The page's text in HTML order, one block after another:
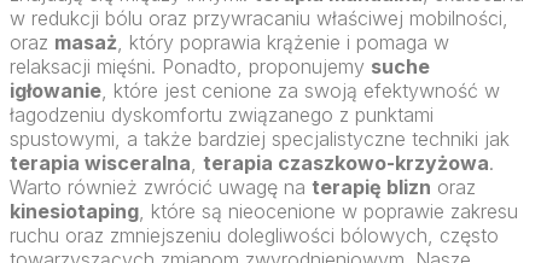
w redukcji bólu oraz przywracaniu właściwej mobilności,
oraz masaż , który poprawia krążenie i pomaga w
relaksacji mięśni. Ponadto, proponujemy suche
igłowanie , które jest cenione za swoją efektywność w
łagodzeniu dyskomfortu związanego z punktami
spustowymi, a także bardziej specjalistyczne techniki jak
terapia wisceralna terapia czaszkowo-krzyżowa.
Warto również zwrócić uwagę na terapię blizn oraz
kinesiotaping , które są nieocenione w poprawie zakresu
ruchu oraz zmniejszeniu dolegliwości bólowych, często